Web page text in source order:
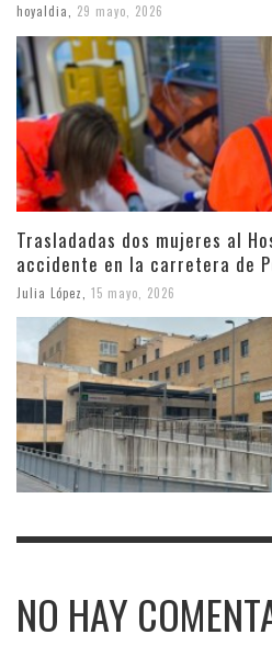
hoyaldia 29 mayo, 2026
Trasladadas dos mujeres al
accidente en la carretera de
Julia López 15 mayo, 2026
NO HAY